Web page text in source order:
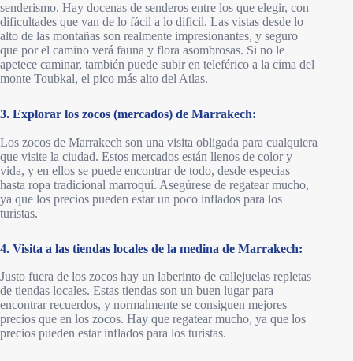
senderismo. Hay docenas de senderos entre los que elegir, con
dificultades que van de lo fácil a lo difícil. Las vistas desde lo
alto de las montañas son realmente impresionantes, y seguro
que por el camino verá fauna y flora asombrosas. Si no le
apetece caminar, también puede subir en teleférico a la cima del
monte Toubkal, el pico más alto del Atlas.
3. Explorar los zocos (mercados) de Marrakech:
Los zocos de Marrakech son una visita obligada para cualquiera
que visite la ciudad. Estos mercados están llenos de color y
vida, y en ellos se puede encontrar de todo, desde especias
hasta ropa tradicional marroquí. Asegúrese de regatear mucho,
ya que los precios pueden estar un poco inflados para los
turistas.
4. Visita a las tiendas locales de la medina de Marrakech:
Justo fuera de los zocos hay un laberinto de callejuelas repletas
de tiendas locales. Estas tiendas son un buen lugar para
encontrar recuerdos, y normalmente se consiguen mejores
precios que en los zocos. Hay que regatear mucho, ya que los
precios pueden estar inflados para los turistas.